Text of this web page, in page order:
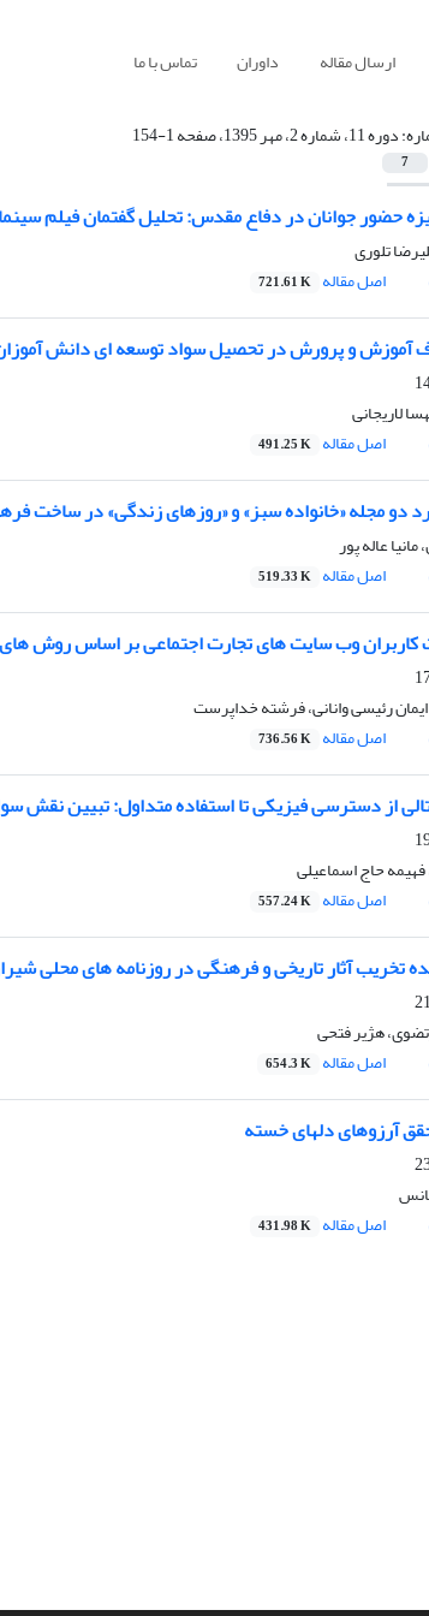
ارسال مقاله داوران تماس با ما
دوره 11، شماره 2، مهر 1395، صفحه 1-154
7
حضور جوانان در دفاع مقدس: تحلیل گفتمان فیلم
تلوری
اصل مقاله 721.61 K
آموزش و پرورش در تحصیل سواد توسعه ای دانش
لاریجانی
اصل مقاله 491.25 K
دو مجله «خانواده سبز» و «روزهای زندگی» در ساخت
عاله پور
اصل مقاله 519.33 K
کاربران وب سایت های تجارت اجتماعی بر اساس روش
رئیسی وانانی، فرشته خداپرست
اصل مقاله 736.56 K
از دسترسی فیزیکی تا استفاده متداول: تبیین نقش
حاج اسماعیلی
اصل مقاله 557.24 K
تخریب آثار تاریخی و فرهنگی در روزنامه های محلی
هژیر فتحی
اصل مقاله 654.3 K
آرزوهای دلهای خسته
اصل مقاله 431.98 K